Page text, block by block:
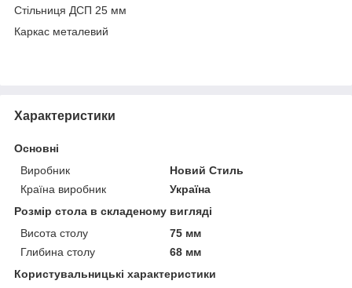
Стільниця ДСП 25 мм
Каркас металевий
Характеристики
Основні
Виробник
Новий Стиль
Країна виробник
Україна
Розмір стола в складеному вигляді
Висота столу
75 мм
Глибина столу
68 мм
Користувальницькі характеристики